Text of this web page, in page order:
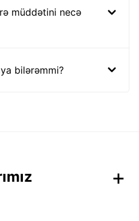
müddətini necə
bilərəmmi?